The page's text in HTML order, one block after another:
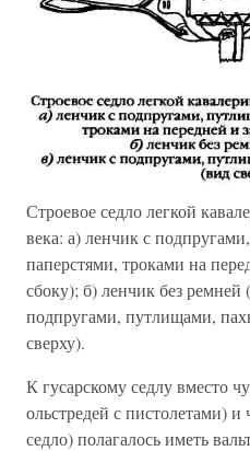
Строевое седло легкой
века: а) ленчик с
паперстями, троками на
сбоку); б) ленчик без ремней
подпругами, путлищами,
сверху).
К гусарскому седлу вместо
ольстредей с пистолетами) и
седло) полагалось иметь